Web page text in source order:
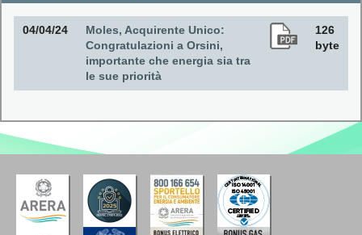
04/04/24
Moles, Acquirente Unico:
Congratulazioni a Orsini,
importante che energia sia tra
le sue priorità
126
byte